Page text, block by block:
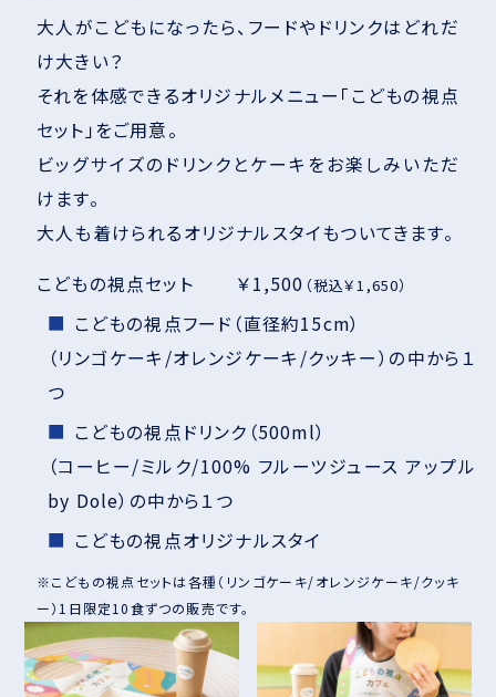
大人がこどもになったら、フードやドリンクはどれだ
け大きい？
それを体感できるオリジナルメニュー「こどもの視点
セット」をご用意。
ビッグサイズのドリンクとケーキをお楽しみいただ
けます。
大人も着けられるオリジナルスタイもついてきます。
こどもの視点セット ￥1,500 （税込￥1,650）
こどもの視点フード（直径約15cm）
（リンゴケーキ/オレンジケーキ/クッキー）の中から１
つ
こどもの視点ドリンク（500ml）
（コーヒー/ミルク/100% フルーツジュース アップル
by Dole）の中から１つ
こどもの視点オリジナルスタイ
※こどもの視点セットは各種（リンゴケーキ/オレンジケーキ/クッキ
ー）1日限定10食ずつの販売です。